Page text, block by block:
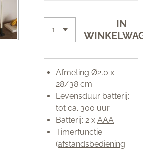
IN
Afmeting Ø2,0 x
28/38 cm
Levensduur batterij:
tot ca. 300 uur
Batterij: 2 x AAA
Timerfunctie
(afstandsbediening